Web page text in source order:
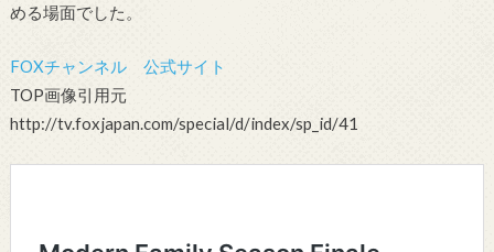
める場面でした。
FOXチャンネル 公式サイト
TOP画像引用元
http://tv.foxjapan.com/special/d/index/sp_id/41